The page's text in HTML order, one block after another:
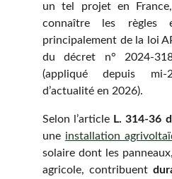
un tel projet en
connaître les règles
principalement de la loi
du décret n° 2024-
(appliqué depuis
d’actualité en 2026).
Selon l’article L. 314-36
une installation
solaire dont les
agricole, contribuent